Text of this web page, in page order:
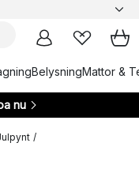
BelysningMattor &
nu
/